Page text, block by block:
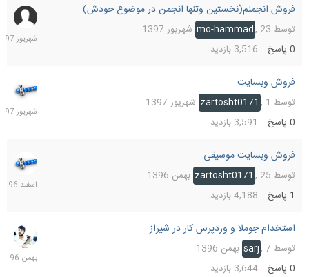
فروش انجمنم(نخستین وتنها انجمن در موضوع خودش)
توسط mo-hammad ,23 شهریور 1397
پاسخ 3,516 بازدید
23
فروش وبسایت
توسط zartosht0171 , 1 شهریور 1397
پاسخ 3,591 بازدید
1
فروش وبسایت موسیقی
توسط zartosht0171 ,25 بهمن 1396
پاسخ 4,188بازدید
7
استخدام جوملا و وردپرس کار در شیراز
توسط sarj , 7 بهمن 1396
پاسخ 3,644 بازدید
7
بهمن